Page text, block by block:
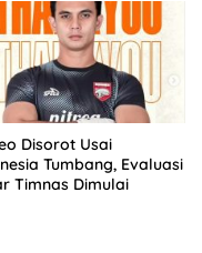
Disorot Usai
Tumbang, Evaluasi
Timnas Dimulai